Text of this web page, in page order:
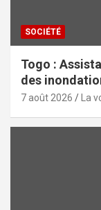
SOCIÉTÉ
Togo :
des
7 août 2026 La